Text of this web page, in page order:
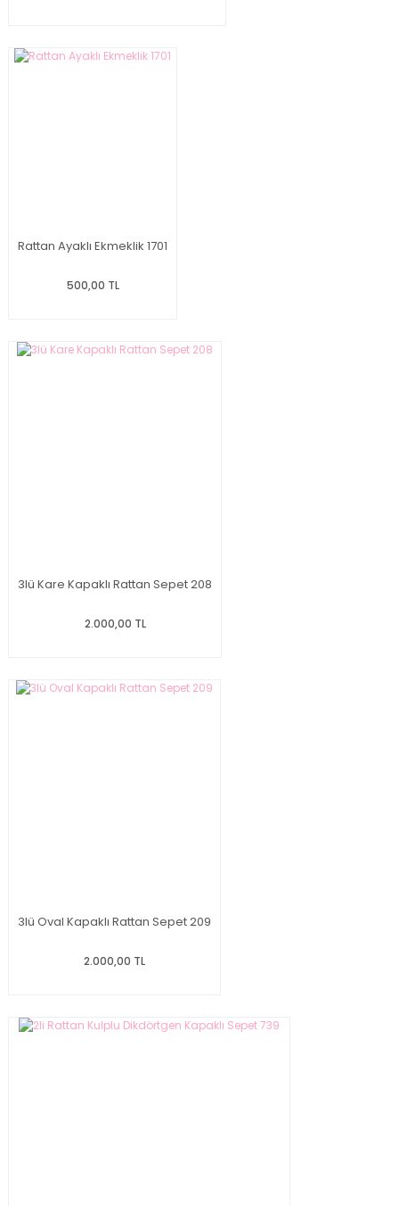
Rattan Ayaklı Ekmeklik 1701
500,00 TL
3lü Kare Kapaklı Rattan Sepet 208
2.000,00 TL
3lü Oval Kapaklı Rattan Sepet 209
2.000,00 TL